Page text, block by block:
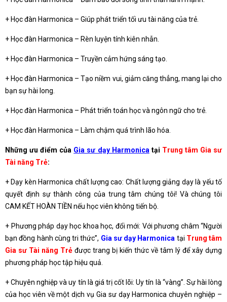
+ Học đàn Harmonica – Giúp phát triển tối ưu tài năng của trẻ.
+ Học đàn Harmonica – Rèn luyện tính kiên nhẫn.
+ Học đàn Harmonica – Truyền cảm hứng sáng tạo.
+ Học đàn Harmonica – Tạo niềm vui, giảm căng thẳng, mang lại cho
bạn sự hài long.
+ Học đàn Harmonica – Phát triển toán học và ngôn ngữ cho trẻ.
+ Học đàn Harmonica – Làm chậm quá trình lão hóa.
Những ưu điểm của Gia sư dạy Harmonica tại Trung tâm Gia sư
Tài năng Trẻ:
+ Dạy kèn Harmonica chất lượng cao: Chất lượng giảng dạy là yếu tố
quyết định sự thành công của trung tâm chúng tôi! Và chúng tôi
CAM KẾT HOÀN TIỀN nếu học viên không tiến bộ.
+ Phương pháp dạy học khoa học, đổi mới: Với phương châm “Người
bạn đồng hành cùng tri thức”, Gia sư dạy Harmonica tại Trung tâm
Gia sư Tài năng Trẻ được trang bị kiến thức về tâm lý để xây dựng
phương pháp học tập hiệu quả.
+ Chuyên nghiệp và uy tín là giá trị cốt lõi: Uy tín là “vàng”. Sự hài lòng
của học viên về một dịch vụ Gia sư dạy Harmonica chuyên nghiệp –